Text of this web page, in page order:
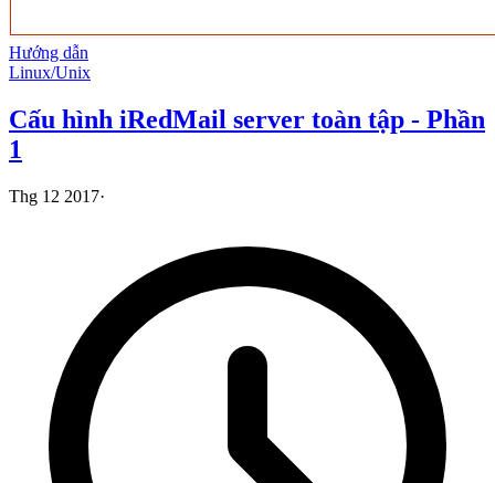
Hướng dẫn
Linux/Unix
Cấu hình iRedMail server toàn tập - Phần
1
Thg 12 2017·